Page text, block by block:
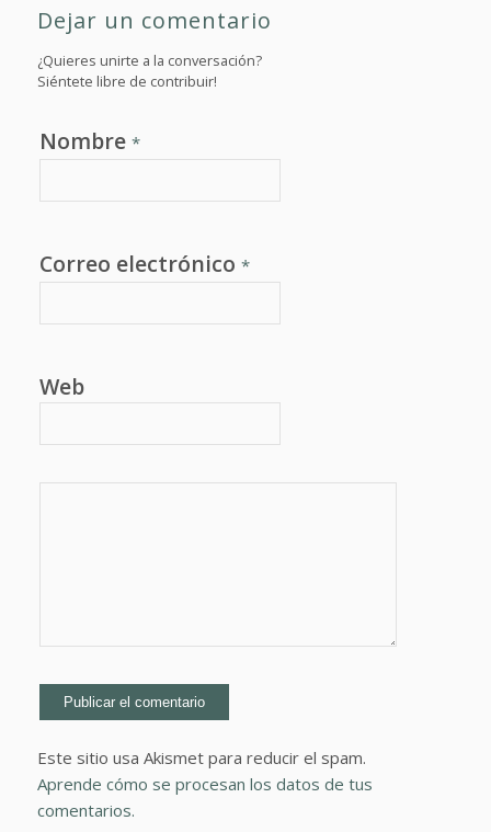
Dejar un comentario
¿Quieres unirte a la conversación?
Siéntete libre de contribuir!
Nombre *
Correo electrónico *
Web
Este sitio usa Akismet para reducir el spam.
Aprende cómo se procesan los datos de tus
comentarios.